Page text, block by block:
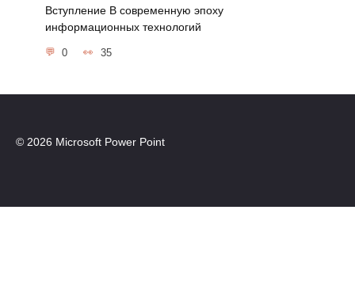
Вступление В современную эпоху
информационных технологий
0 35
© 2026 Microsoft Power Point